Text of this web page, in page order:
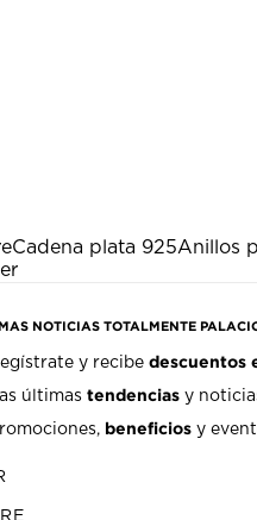
Cadena plata 925Anillos
NOTICIAS TOTALMENTE
y recibedescuentos
últimastendencias y
beneficios y